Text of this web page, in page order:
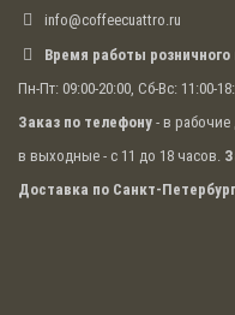
info@coffeecuattro.ru
Время работы розничного
Пн-Пт: 09:00-20:00, Сб-Вс: 11:00-
Заказ по телефону - в рабочие
в выходные - с 11 до 18 часов.
Доставка по Санкт-